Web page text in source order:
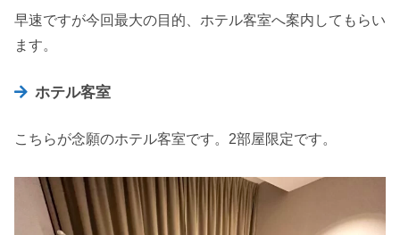
早速ですが今回最大の目的、ホテル客室へ案内してもらい
ます。
ホテル客室
こちらが念願のホテル客室です。2部屋限定です。